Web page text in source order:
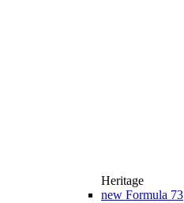
Heritage
new Formula 73